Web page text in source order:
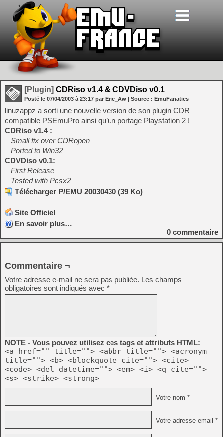
[Plugin] CDRiso v1.4 & CDVDiso v0.1
Posté le 07/04/2003 à 23:17 par Eric_Aw | Source : EmuFanatics
linuzappz a sorti une nouvelle version de son plugin CDR
compatible PSEmuPro ainsi qu’un portage Playstation 2 !
CDRiso v1.4 :
– Small fix over CDRopen
– Ported to Win32
CDVDiso v0.1:
– First Release
– Tested with Pcsx2
Télécharger P/EMU 20030430 (39 Ko)
Site Officiel
En savoir plus…
0 commentaire
Commentaire ¬
Votre adresse e-mail ne sera pas publiée. Les champs
obligatoires sont indiqués avec *
NOTE - Vous pouvez utilisez ces tags et attributs HTML:
<a href="" title=""> <abbr title=""> <acronym
title=""> <b> <blockquote cite=""> <cite>
<code> <del datetime=""> <em> <i> <q cite="">
<s> <strike> <strong>
Votre nom *
Votre adresse email *